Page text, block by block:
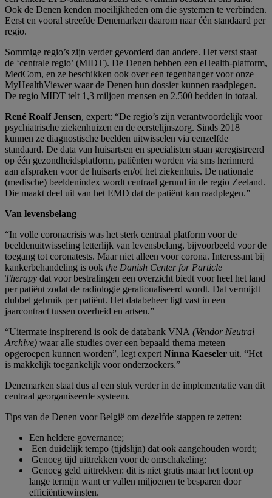
Ook de Denen kenden moeilijkheden om die systemen te verbinden.
Eerst en vooral streefde Denemarken daarom naar één standaard per
regio.
Sommige regio’s zijn verder gevorderd dan andere. Het verst staat
de ‘centrale regio’ (MIDT). De Denen hebben een eHealth-platform,
MedCom, en ze beschikken ook over een tegenhanger voor onze
MyHealthViewer waar de Denen hun dossier kunnen raadplegen.
De regio MIDT telt 1,3 miljoen mensen en 2.500 bedden in totaal.
René Roalf Jensen, expert: “De regio’s zijn verantwoordelijk voor
psychiatrische ziekenhuizen en de eerstelijnszorg. Sinds 2018
kunnen ze diagnostische beelden uitwisselen via eenzelfde
standaard. De data van huisartsen en specialisten staan geregistreerd
op één gezondheidsplatform, patiënten worden via sms herinnerd
aan afspraken voor de huisarts en/of het ziekenhuis. De nationale
(medische) beeldenindex wordt centraal gerund in de regio Zeeland.
Die maakt deel uit van het EMD dat de patiënt kan raadplegen.”
Van levensbelang
“In volle coronacrisis was het sterk centraal platform voor de
beeldenuitwisseling letterlijk van levensbelang, bijvoorbeeld voor de
toegang tot coronatests. Maar niet alleen voor corona. Interessant bij
kankerbehandeling is ook the Danish Center for Particle
Therapy dat voor bestralingen een overzicht biedt voor heel het land
per patiënt zodat de radiologie gerationaliseerd wordt. Dat vermijdt
dubbel gebruik per patiënt. Het databeheer ligt vast in een
jaarcontract tussen overheid en artsen.”
“Uitermate inspirerend is ook de databank VNA (Vendor Neutral
Archive) waar alle studies over een bepaald thema meteen
opgeroepen kunnen worden”, legt expert Ninna Kaeseler uit. “Het
is makkelijk toegankelijk voor onderzoekers.”
Denemarken staat dus al een stuk verder in de implementatie van dit
centraal georganiseerde systeem.
Tips van de Denen voor België om dezelfde stappen te zetten:
Een heldere governance;
Een duidelijk tempo (tijdslijn) dat ook aangehouden wordt;
Genoeg tijd uittrekken voor de omschakeling;
Genoeg geld uittrekken: dit is niet gratis maar het loont op
lange termijn want er vallen miljoenen te besparen door
efficiëntiewinsten.